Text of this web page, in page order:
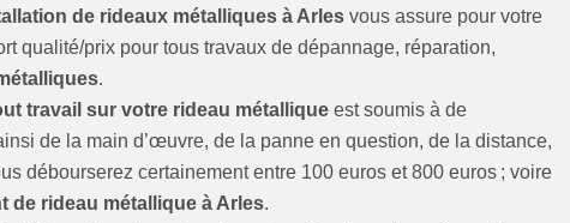
de rideaux métalliques à Arles vous assure pour votre
qualité/prix pour tous travaux de dépannage, réparation,
.
travail sur votre rideau métallique est soumis à de
de la main d’œuvre, de la panne en question, de la distance,
débourserez certainement entre 100 euros et 800 euros ; voire
de rideau métallique à Arles.